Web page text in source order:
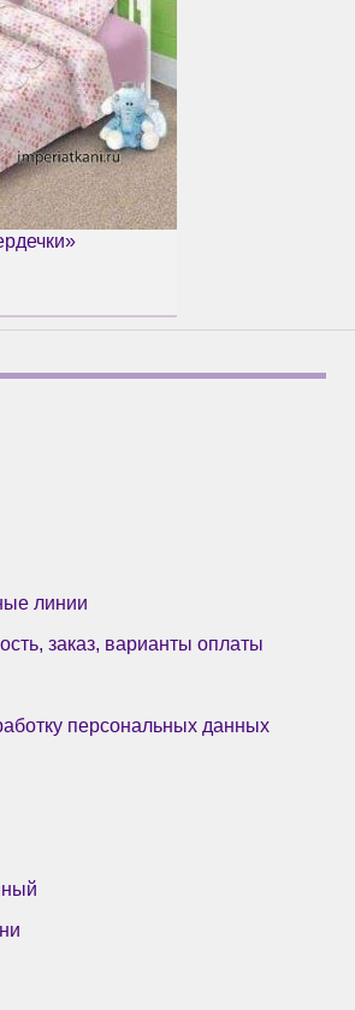
линии
заказ, варианты оплаты
персональных данных